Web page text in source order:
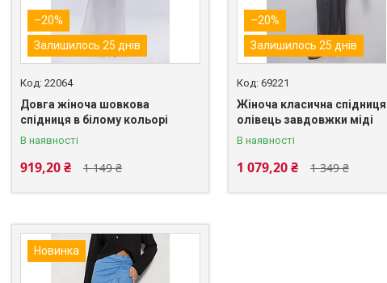
–20%
Залишилось 25 днів
22064
Довга жіноча шовкова
спідниця в білому кольорі
В наявності
1 149 ₴
919,20 ₴
–20%
Залишилось 25 днів
69221
Жіноча класична спідниця
олівець завдовжки міді
В наявності
1 349 ₴
1 079,20 ₴
Новинка